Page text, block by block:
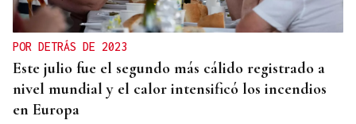
POR DETRÁS DE 2023
Este julio fue el segundo más cálido registrado a
nivel mundial y el calor intensificó los incendios
en Europa